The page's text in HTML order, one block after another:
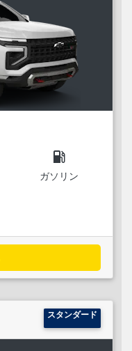
local_gas_station
ガソリン
スタンダード